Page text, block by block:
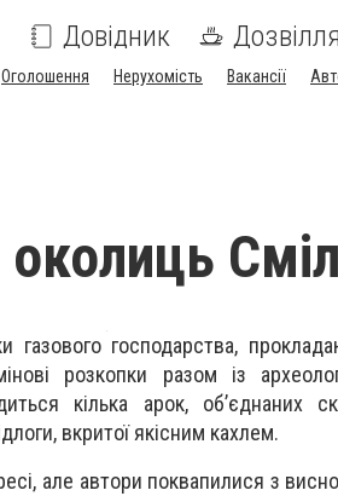
Довідник Дозвілля
Оголошення Нерухомість Вакансії
околиць
газового господарства,
розкопки разом із
кілька арок, об’єднаних
вкритої якісним кахлем.
але автори поквапилися з